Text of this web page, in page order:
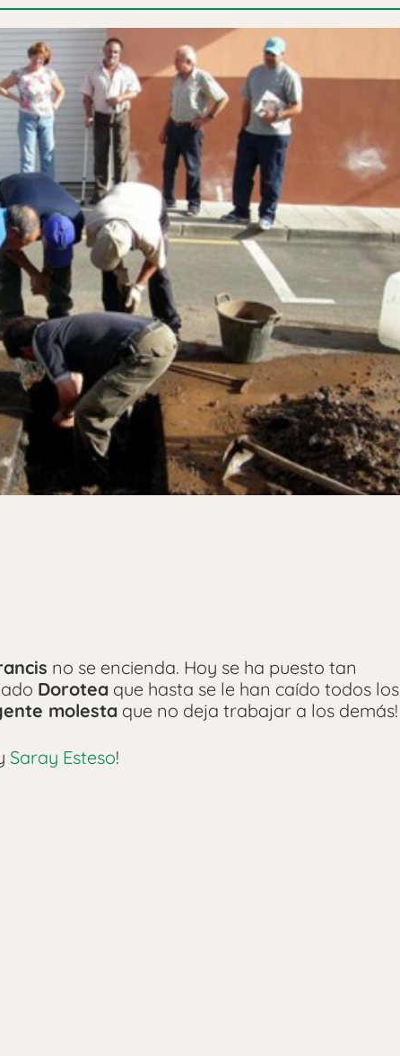
no se encienda. Hoy se ha puesto tan
Dorotea que hasta se le han caído todos los
molesta que no deja trabajar a los demás!
Saray Esteso!